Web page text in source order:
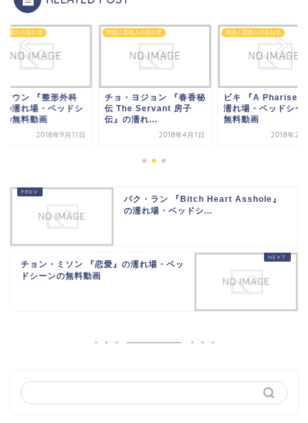
芸能人の濡れ場
ソウン 『整形外科
の濡れ場・ベッドシ
の無料動画
2018年9月11日
韓国人芸能人の濡れ場
チョ・ヨジョン 『春香秘
伝 The Servant 房子
伝』の濡れ...
2018年4月1日
韓国人芸能人の濡れ場
ビキ 『A Pharisee
濡れ場・ベッドシー
無料動画
2018年2
パク・ラン 『Bitch Heart Asshole』
の濡れ場・ベッドシ...
チョン・ミソン 『恋愛』の濡れ場・ベッ
ドシーンの無料動画